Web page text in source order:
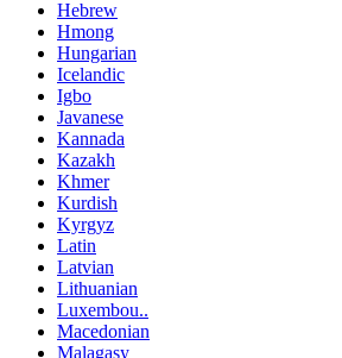
Hebrew
Hmong
Hungarian
Icelandic
Igbo
Javanese
Kannada
Kazakh
Khmer
Kurdish
Kyrgyz
Latin
Latvian
Lithuanian
Luxembou..
Macedonian
Malagasy